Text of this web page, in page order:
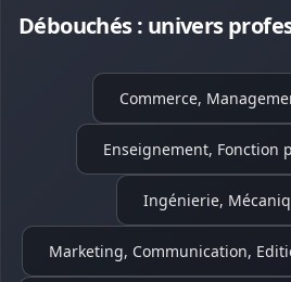
Débouchés : univers
Commerce,
Enseignement, Fonction
Ingénierie,
Marketing, Communication,